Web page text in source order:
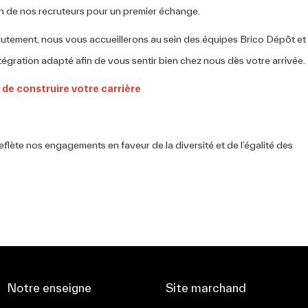
de nos recruteurs pour un premier échange.
nous vous accueillerons au sein des équipes Brico Dépôt et
adapté afin de vous sentir bien chez nous dès votre arrivée.
de construire️ votre carrière
nos engagements en faveur de la diversité et de l’égalité des
Notre enseigne
Site marchand